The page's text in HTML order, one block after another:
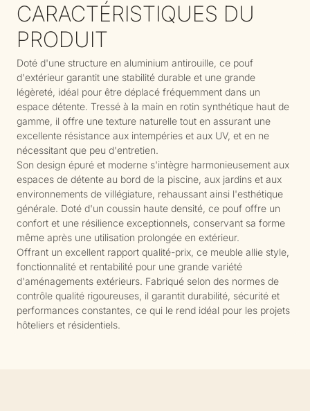
CARACTÉRISTIQUES DU
PRODUIT
Doté d'une structure en aluminium antirouille, ce pouf
d'extérieur garantit une stabilité durable et une grande
légèreté, idéal pour être déplacé fréquemment dans un
espace détente. Tressé à la main en rotin synthétique haut de
gamme, il offre une texture naturelle tout en assurant une
excellente résistance aux intempéries et aux UV, et en ne
nécessitant que peu d'entretien.
Son design épuré et moderne s'intègre harmonieusement aux
espaces de détente au bord de la piscine, aux jardins et aux
environnements de villégiature, rehaussant ainsi l'esthétique
générale. Doté d'un coussin haute densité, ce pouf offre un
confort et une résilience exceptionnels, conservant sa forme
même après une utilisation prolongée en extérieur.
Offrant un excellent rapport qualité-prix, ce meuble allie style,
fonctionnalité et rentabilité pour une grande variété
d'aménagements extérieurs. Fabriqué selon des normes de
contrôle qualité rigoureuses, il garantit durabilité, sécurité et
performances constantes, ce qui le rend idéal pour les projets
hôteliers et résidentiels.